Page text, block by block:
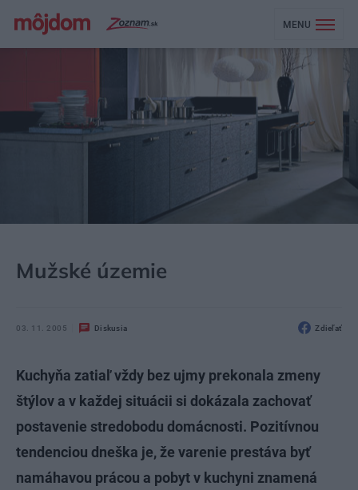
MENU
Mužské územie
03. 11. 2005 Diskusia Zdieľať
Kuchyňa zatiaľ vždy bez ujmy prekonala zmeny
štýlov a v každej situácii si dokázala zachovať
postavenie stredobodu domácnosti. Pozitívnou
tendenciou dneška je, že varenie prestáva byť
namáhavou prácou a pobyt v kuchyni znamená